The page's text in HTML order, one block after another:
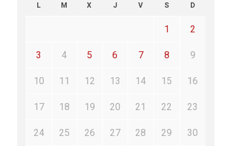
L M X J V S D
1 2
3 4 5 6 7 8 9
10 11 12 13 14 15 16
17 18 19 20 21 22 23
24 25 26 27 28 29 30